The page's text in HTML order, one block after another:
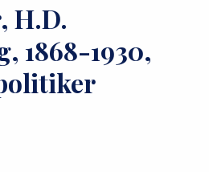
H.D.
1868-1930,